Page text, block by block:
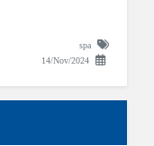
spa
14/Nov/2024